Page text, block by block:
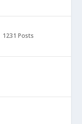
1231 Posts